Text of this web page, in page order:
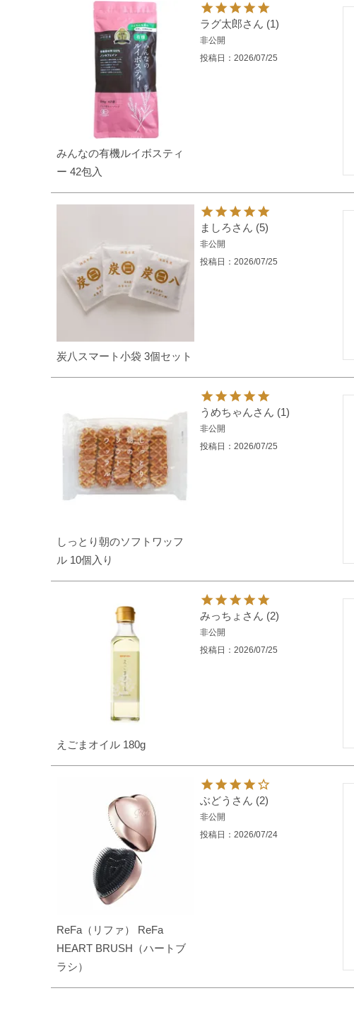
みんなの有機ルイボスティ
ー 42包入
ラグ太郎 1
非公開
投稿日
2026/07/25
炭八スマート小袋 3個セット
ましろ 5
非公開
投稿日
2026/07/25
しっとり朝のソフトワッフ
ル 10個入り
うめちゃん 1
非公開
投稿日
2026/07/25
えごまオイル 180g
みっちょ 2
非公開
投稿日
2026/07/25
ReFa（リファ） ReFa
HEART BRUSH（ハートブ
ラシ）
ぶどう 2
非公開
投稿日
2026/07/24